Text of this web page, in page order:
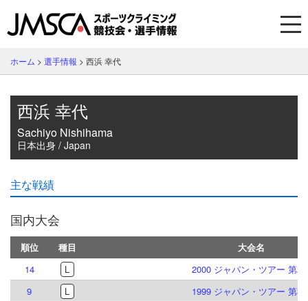
ホーム > 選手情報 > 西浜 幸代
西浜 幸代
Sachiyo Nishihama
日本出身 / Japan
主な戦績
国内大会
順位 種目
大会名
14
L
2000 ジャパン・ツアー 第2
9
L
1999 ジャパン・ツアー 第3